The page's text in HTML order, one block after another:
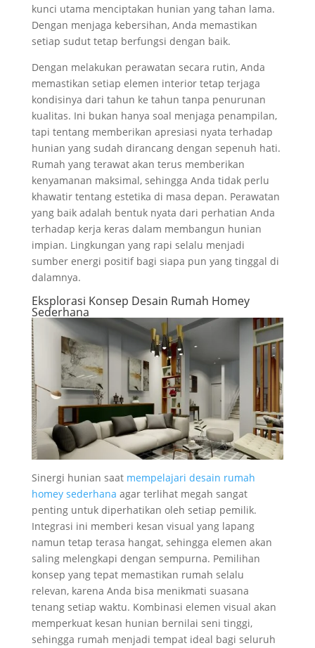
kunci utama menciptakan hunian yang tahan lama.
Dengan menjaga kebersihan, Anda memastikan
setiap sudut tetap berfungsi dengan baik.
Dengan melakukan perawatan secara rutin, Anda
memastikan setiap elemen interior tetap terjaga
kondisinya dari tahun ke tahun tanpa penurunan
kualitas. Ini bukan hanya soal menjaga penampilan,
tapi tentang memberikan apresiasi nyata terhadap
hunian yang sudah dirancang dengan sepenuh hati.
Rumah yang terawat akan terus memberikan
kenyamanan maksimal, sehingga Anda tidak perlu
khawatir tentang estetika di masa depan. Perawatan
yang baik adalah bentuk nyata dari perhatian Anda
terhadap kerja keras dalam membangun hunian
impian. Lingkungan yang rapi selalu menjadi
sumber energi positif bagi siapa pun yang tinggal di
dalamnya.
Eksplorasi Konsep Desain Rumah Homey
Sederhana
Sinergi hunian saat mempelajari desain rumah
homey sederhana agar terlihat megah sangat
penting untuk diperhatikan oleh setiap pemilik.
Integrasi ini memberi kesan visual yang lapang
namun tetap terasa hangat, sehingga elemen akan
saling melengkapi dengan sempurna. Pemilihan
konsep yang tepat memastikan rumah selalu
relevan, karena Anda bisa menikmati suasana
tenang setiap waktu. Kombinasi elemen visual akan
memperkuat kesan hunian bernilai seni tinggi,
sehingga rumah menjadi tempat ideal bagi seluruh